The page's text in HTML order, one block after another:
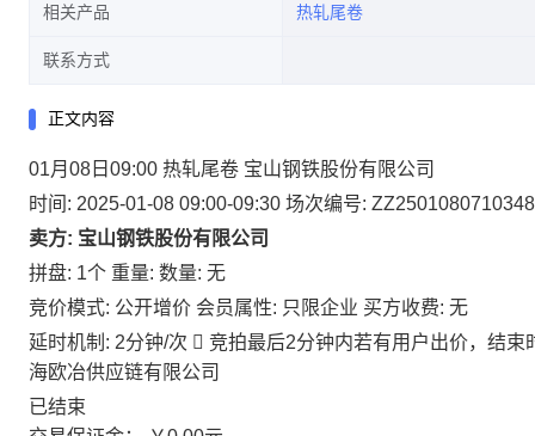
相关产品 热轧尾卷
联系方式
正文内容
01月08日09:00 热轧尾卷 宝山钢铁股份有限公司
时间: 2025-01-08 09:00-09:30 场次编号: ZZ2501080710348
卖方: 宝山钢铁股份有限公司
拼盘: 1个 重量: 数量: 无
竞价模式: 公开增价 会员属性: 只限企业 买方收费: 无
延时机制: 2分钟/次  竞拍最后2分钟内若有用户出价，结
海欧冶供应链有限公司
已结束